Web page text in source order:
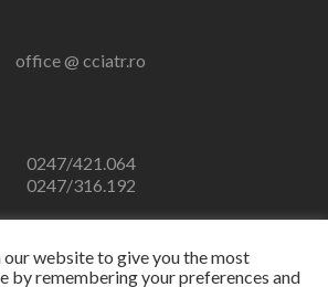
office @ cciatr.ro
0247/421.064
0247/316.192
our website to give you the most
by remembering your preferences and